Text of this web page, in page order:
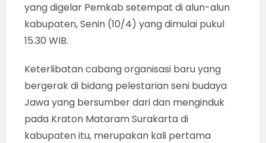
yang digelar Pemkab setempat di alun-alun
kabupaten, Senin (10/4) yang dimulai pukul
15.30 WIB.
Keterlibatan cabang organisasi baru yang
bergerak di bidang pelestarian seni budaya
Jawa yang bersumber dari dan menginduk
pada Kraton Mataram Surakarta di
kabupaten itu, merupakan kali pertama